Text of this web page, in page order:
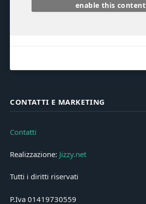
enable this content
CONTATTI E MARKETING
Contatti
Realizzazione: Jizzy.net
Tutti i diritti riservati
P.Iva 01419730559